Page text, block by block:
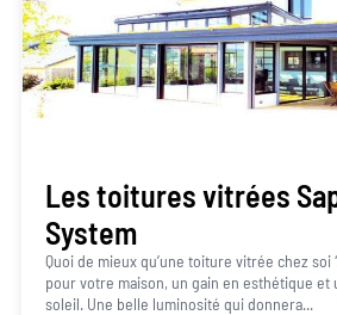
Les toitures vitrées
System
Quoi de mieux qu’une toiture vitrée chez
pour votre maison, un gain en esthétique et
soleil. Une belle luminosité qui donnera...